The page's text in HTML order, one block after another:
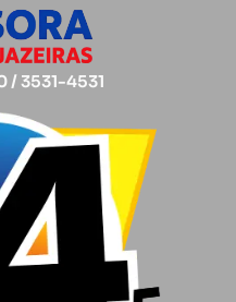
/ 3531-4531